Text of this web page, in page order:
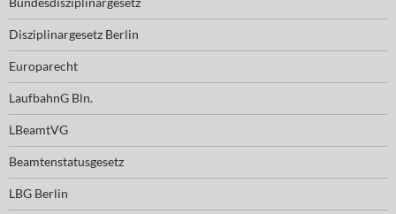
Disziplinargesetz Berlin
Europarecht
LaufbahnG Bln.
LBeamtVG
Beamtenstatusgesetz
LBG Berlin